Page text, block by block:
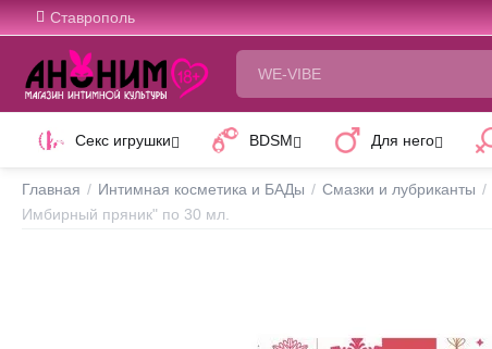
Ставрополь
Секс игрушки BDSM Для него
Главная / Интимная косметика и БАДы / Смазки и лубриканты /
Имбирный пряник" по 30 мл.